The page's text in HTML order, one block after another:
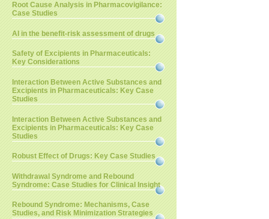
Root Cause Analysis in Pharmacovigilance:
Case Studies
AI in the benefit-risk assessment of drugs
Safety of Excipients in Pharmaceuticals:
Key Considerations
Interaction Between Active Substances and
Excipients in Pharmaceuticals: Key Case
Studies
Interaction Between Active Substances and
Excipients in Pharmaceuticals: Key Case
Studies
Robust Effect of Drugs: Key Case Studies
Withdrawal Syndrome and Rebound
Syndrome: Case Studies for Clinical Insight
Rebound Syndrome: Mechanisms, Case
Studies, and Risk Minimization Strategies